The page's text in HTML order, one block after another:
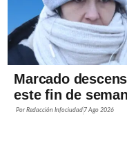
Marcado
este fin de
PorRedacción Infociudad 7 Ago 2026